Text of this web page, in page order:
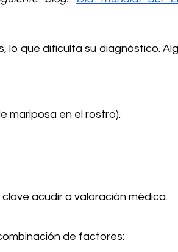
lo que dificulta su diagnóstico.
mariposa en el rostro).
acudir a valoración médica.
de factores: